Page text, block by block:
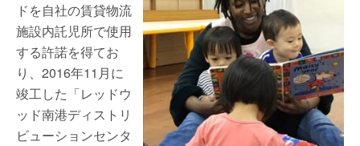
ドを自社の賃貸物流
施設内託児所で使用
する許諾を得てお
り、2016年11月に
竣工した「レッドウ
ッド南港ディストリ
ビューションセンタ